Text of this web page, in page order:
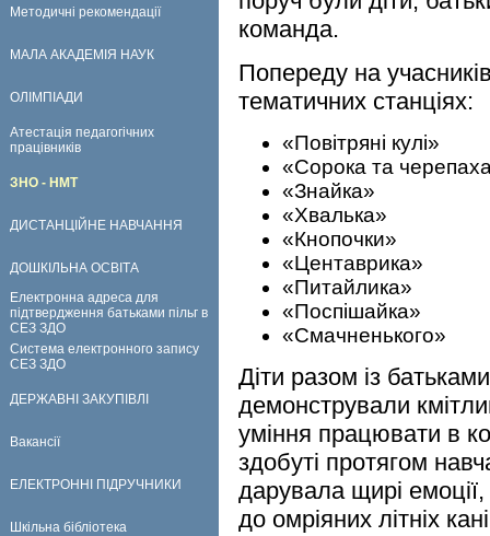
Методичні рекомендації
МАЛА АКАДЕМІЯ НАУК
ОЛІМПІАДИ
Атестація педагогічних
працівників
ЗНО - НМТ
ДИСТАНЦІЙНЕ НАВЧАННЯ
ДОШКІЛЬНА ОСВІТА
Електронна адреса для
підтвердження батьками пільг в
СЕЗ ЗДО
Система електронного запису
СЕЗ ЗДО
ДЕРЖАВНІ ЗАКУПІВЛІ
Вакансії
ЕЛЕКТРОННІ ПІДРУЧНИКИ
Шкільна бібліотека
команда.
Попереду на
тематичних станціях:
«Повітряні кулі»
«Сорока та
«Знайка»
«Хвалька»
«Кнопочки»
«Центаврика»
«Питайлика»
«Поспішайка»
«Смачненького»
Діти разом із
демонстрували
уміння працювати в
здобуті протягом
дарувала щирі
до омріяних літніх